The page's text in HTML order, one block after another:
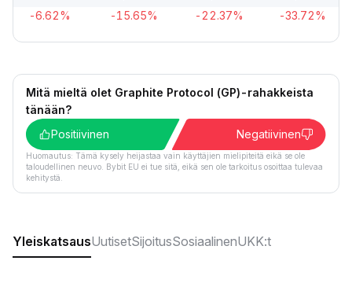
-6.62% -15.65% -22.37% -33.72%
Mitä mieltä olet Graphite Protocol (GP)-rahakkeista
tänään?
Positiivinen
Negatiivinen
Huomautus: Tämä kysely heijastaa vain käyttäjien mielipiteitä eikä se ole
taloudellinen neuvo. Bybit EU ei tue sitä, eikä sen ole tarkoitus osoittaa tulevaa
kehitystä.
YleiskatsausUutisetSijoitusSosiaalinenUKK:t